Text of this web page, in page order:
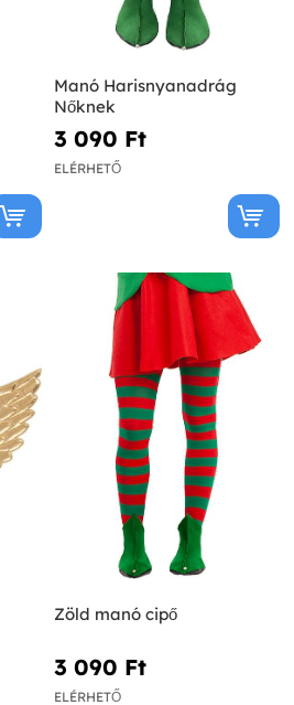
Manó Harisnyanadrág
Nőknek
3 090 Ft‎
ELÉRHETŐ
Zöld manó cipő
3 090 Ft‎
ELÉRHETŐ